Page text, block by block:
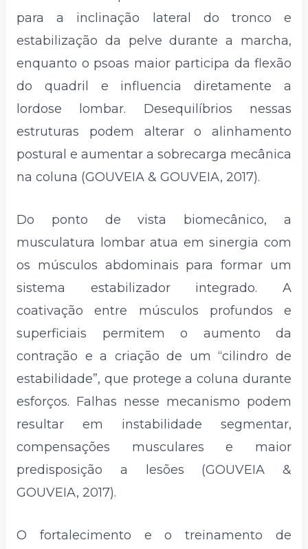
para a inclinação lateral do tronco e
estabilização da pelve durante a marcha,
enquanto o psoas maior participa da flexão
do quadril e influencia diretamente a
lordose lombar. Desequilíbrios nessas
estruturas podem alterar o alinhamento
postural e aumentar a sobrecarga mecânica
na coluna (GOUVEIA & GOUVEIA, 2017).
Do ponto de vista biomecânico, a
musculatura lombar atua em sinergia com
os músculos abdominais para formar um
sistema estabilizador integrado. A
coativação entre músculos profundos e
superficiais permitem o aumento da
contração e a criação de um “cilindro de
estabilidade”, que protege a coluna durante
esforços. Falhas nesse mecanismo podem
resultar em instabilidade segmentar,
compensações musculares e maior
predisposição a lesões (GOUVEIA &
GOUVEIA, 2017).
O fortalecimento e o treinamento de